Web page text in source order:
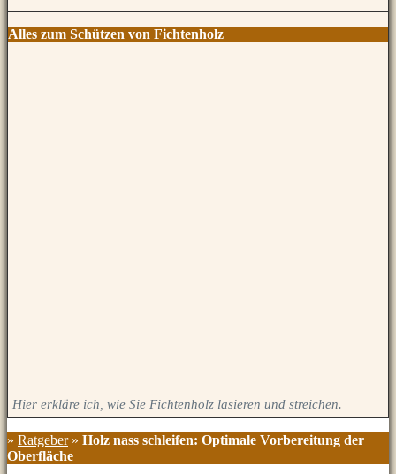
Alles zum Schützen von Fichtenholz
Hier erkläre ich, wie Sie Fichtenholz lasieren und streichen.
» Ratgeber» Holz nass schleifen: Optimale Vorbereitung der
Oberfläche